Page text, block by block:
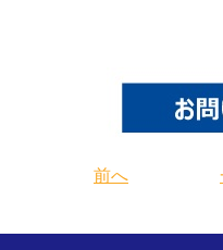
前へ